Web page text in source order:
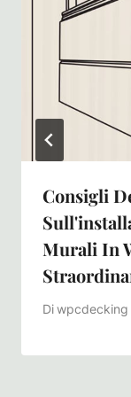
Consigli
Murali In
Diwpcdecking